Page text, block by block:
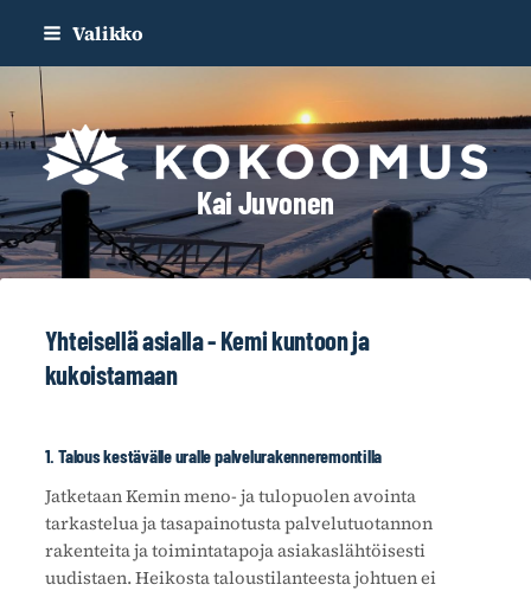
Siirry
sisältöön
Valikko
Kai Juvonen
Yhteisellä asialla - Kemi kuntoon ja
kukoistamaan
1. Talous kestävälle uralle palvelurakenneremontilla
Jatketaan Kemin meno- ja tulopuolen avointa
tarkastelua ja tasapainotusta palvelutuotannon
rakenteita ja toimintatapoja asiakaslähtöisesti
uudistaen. Heikosta taloustilanteesta johtuen ei